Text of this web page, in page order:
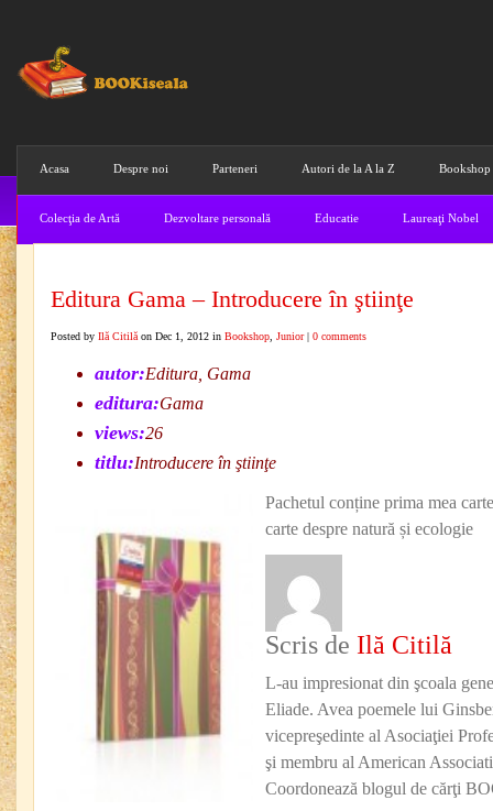
Acasa Despre noi Parteneri Autori de la A la Z Bookshop
Colecţia de Artă Dezvoltare personală Educatie Laureaţi Nobel
Editura Gama – Introducere în ştiinţe
Posted by Ilă Citilă on Dec 1, 2012 in Bookshop Junior| 0 comments
autor:Editura, Gama
editura:Gama
views:26
titlu:Introducere în ştiinţe
Pachetul conține prima mea
carte despre natură și ecologie
Scris de Ilă Citilă
L-au impresionat din şcoala
Eliade. Avea poemele lui
vicepreşedinte al Asociaţiei
şi membru al American
Coordonează blogul de cărţi